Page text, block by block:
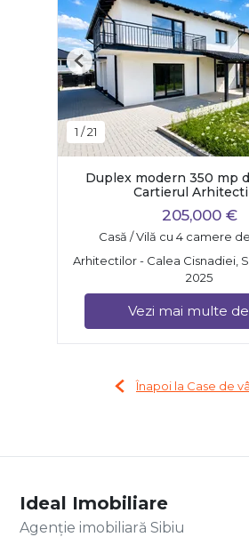
1 /21
Previous
Duplex modern 350 mp
Cartierul
205,000 €
Casă / Vilă cu 4 camere
Arhitectilor - Calea Cisnadiei,
2025
Vezi mai multe
Înapoi la Case de
Ideal Imobiliare
Agenție imobiliară Sibiu